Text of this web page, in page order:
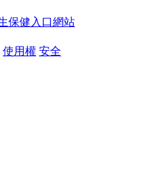
保健入口網站
使用權 安全